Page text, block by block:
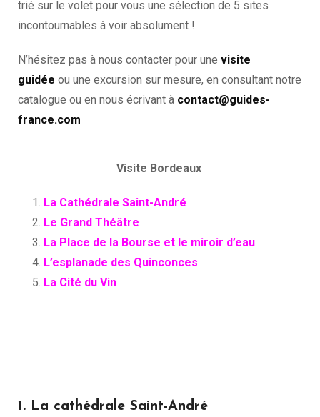
trié sur le volet pour vous une sélection de 5 sites
incontournables à voir absolument !
N’hésitez pas à nous contacter pour une visite
guidée ou une excursion sur mesure, en consultant notre
catalogue ou en nous écrivant à contact@guides-
france.com
Visite Bordeaux
La Cathédrale Saint-André
Le Grand Théâtre
La Place de la Bourse et le miroir d’eau
L’esplanade des Quinconces
La Cité du Vin
1. La cathédrale Saint-André